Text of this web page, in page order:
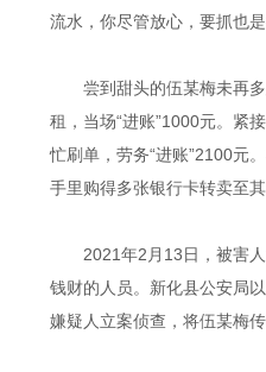
流水，你尽管放心，要抓也
尝到甜头的伍某梅未再
租，当场“进账”1000元。紧
忙刷单，劳务“进账”2100元
手里购得多张银行卡转卖至其
2021年2月13日，被害
钱财的人员。新化县公安局
嫌疑人立案侦查，将伍某梅传